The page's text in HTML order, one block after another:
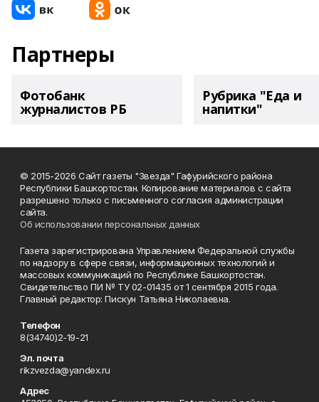
Партнеры
Фотобанк
журналистов РБ
Рубрика "Еда и
напитки"
© 2015-2026 Сайт газеты "Звезда" Гафурийского района
Республики Башкортостан. Копирование материалов с сайта
разрешено только с письменного согласия администрации
сайта.
Об использовании персональных данных
Газета зарегистрирована Управлением Федеральной службы
по надзору в сфере связи, информационных технологий и
массовых коммуникаций по Республике Башкортостан.
Свидетельство ПИ № ТУ 02-01435 от 1 сентября 2015 года.
Главный редактор: Пискун Татьяна Николаевна.
Телефон
8(34740)2-19-21
Эл. почта
rikzvezda@yandex.ru
Адрес